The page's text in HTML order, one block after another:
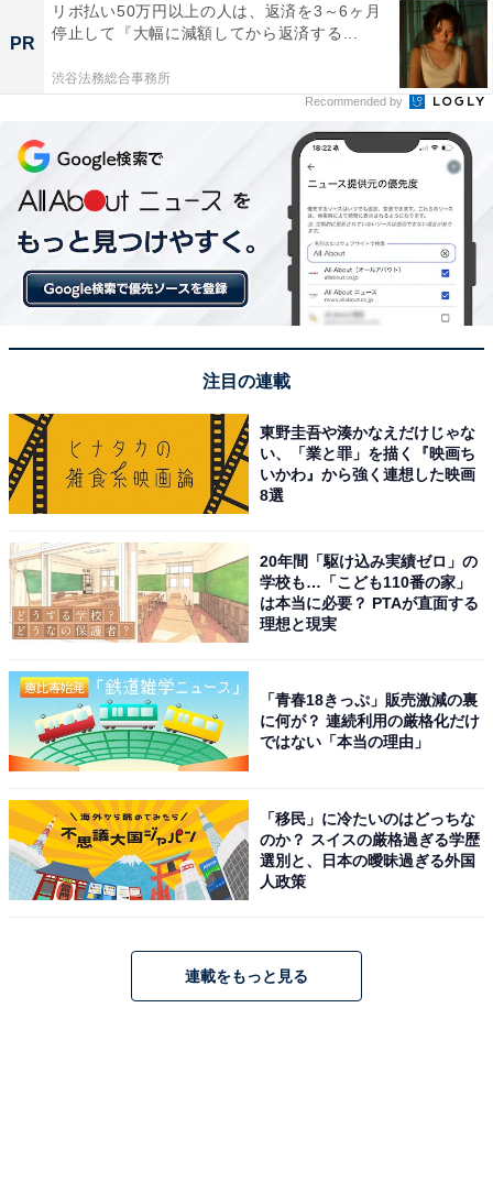
PR
リボ払い50万円以上の人は、返済を3～6ヶ月
停止して『大幅に減額してから返済する...
渋谷法務総合事務所
Recommended by
注目の連載
東野圭吾や湊かなえだけじゃな
い、「業と罪」を描く『映画ち
いかわ』から強く連想した映画
8選
20年間「駆け込み実績ゼロ」の
学校も…「こども110番の家」
は本当に必要？ PTAが直面する
理想と現実
「青春18きっぷ」販売激減の裏
に何が？ 連続利用の厳格化だけ
ではない「本当の理由」
「移民」に冷たいのはどっちな
のか？ スイスの厳格過ぎる学歴
選別と、日本の曖昧過ぎる外国
人政策
連載をもっと見る